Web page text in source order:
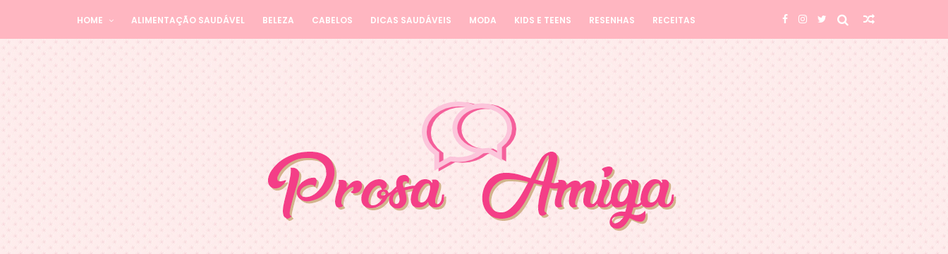
HOME ALIMENTAÇÃO SAUDÁVEL BELEZA CABELOS DICAS SAUDÁVEIS MODA KIDS E TEENS RESENHAS RECEITAS